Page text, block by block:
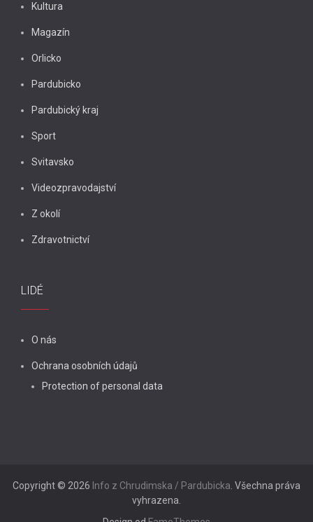
Kultura
Magazín
Orlicko
Pardubicko
Pardubický kraj
Sport
Svitavsko
Videozpravodajství
Z okolí
Zdravotnictví
LIDÉ
O nás
Ochrana osobních údajů
Protection of personal data
Copyright © 2026 Info z Chrudimska / Pardubicka. Všechna práva
vyhrazena.